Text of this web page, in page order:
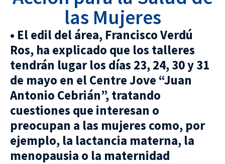
las Mujeres
• El edil del área, Francisco Verdú
Ros, ha explicado que los talleres
tendrán lugar los días 23, 24, 30 y 31
de mayo en el Centre Jove “Juan
Antonio Cebrián”, tratando
cuestiones que interesan o
preocupan a las mujeres como, por
ejemplo, la lactancia materna, la
menopausia o la maternidad